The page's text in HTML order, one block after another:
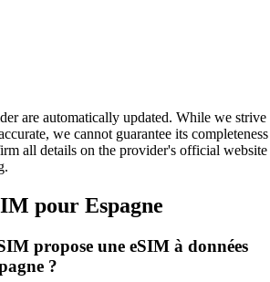
are automatically updated. While we strive
we cannot guarantee its completeness
all details on the provider's official website
pour Espagne
propose une eSIM à données
?